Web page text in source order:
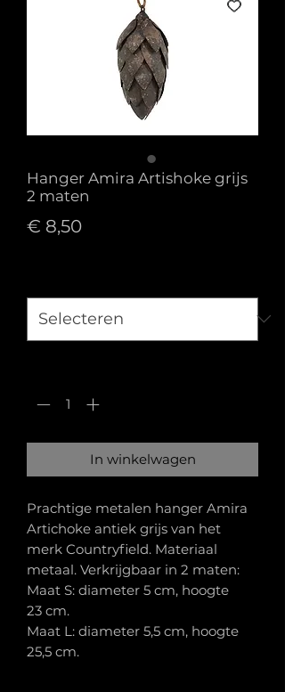
Hanger Amira Artishoke grijs
2 maten
€ 8,50Prijs
In winkelwagen
Prachtige metalen hanger Amira
Artichoke antiek grijs van het
merk Countryfield. Materiaal
metaal. Verkrijgbaar in 2 maten:
Maat S: diameter 5 cm, hoogte
23 cm.
Maat L: diameter 5,5 cm, hoogte
25,5 cm.